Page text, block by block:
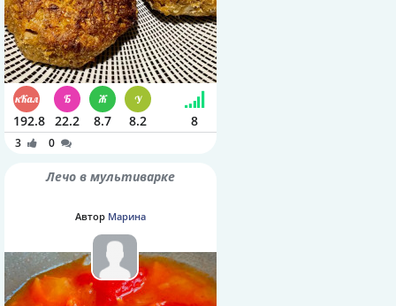
192.8 22.2 8.7 8.2 8
3 0
Лечо в мультиварке
Автор Марина